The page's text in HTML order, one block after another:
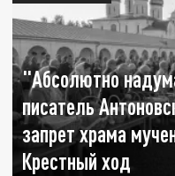
"Абсолютно
писатель
запрет храма
Крестный ход